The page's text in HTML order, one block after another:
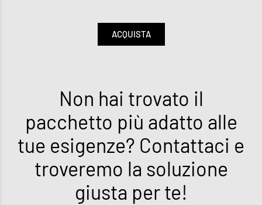
ACQUISTA
Non hai trovato il
pacchetto più adatto alle
tue esigenze? Contattaci e
troveremo la soluzione
giusta per te!